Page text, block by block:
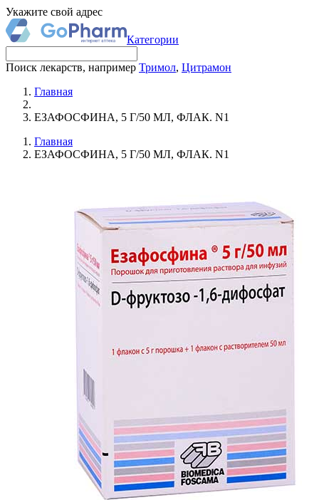
Укажите свой адрес
Категории
Поиск лекарств, например Тримол, Цитрамон
Главная
ЕЗАФОСФИНА, 5 Г/50 МЛ, ФЛАК. N1
Главная
ЕЗАФОСФИНА, 5 Г/50 МЛ, ФЛАК. N1